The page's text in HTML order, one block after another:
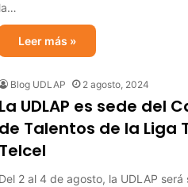
la…
Leer más »
Blog UDLAP 2 agosto, 2024
La UDLAP es sede del
de Talentos de la Liga
Telcel
Del 2 al 4 de agosto, la UDLAP será